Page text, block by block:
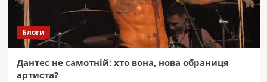
Блоги
Дантес не самотній: хто вона, нова обраниця
артиста?